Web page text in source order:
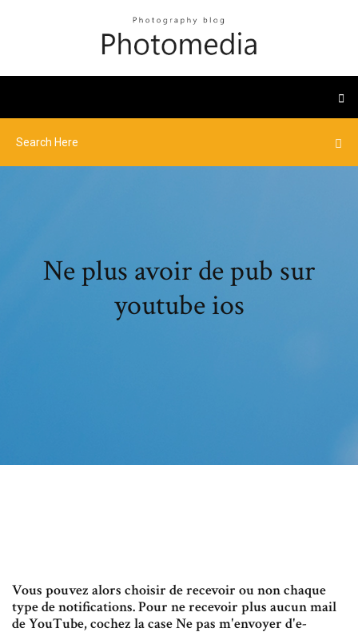
Ne plus avoir de pub sur
youtube ios
Vous pouvez alors choisir de recevoir ou non chaque
type de notifications. Pour ne recevoir plus aucun mail
de YouTube, cochez la case Ne pas m'envoyer d'e-